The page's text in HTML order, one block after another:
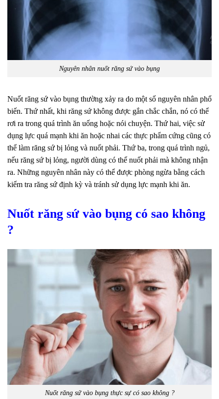
Nguyên nhân nuốt răng sứ vào bụng
Nuốt răng sứ vào bụng thường xảy ra do một số nguyên nhân phổ
biến. Thứ nhất, khi răng sứ không được gắn chắc chắn, nó có thể
rơi ra trong quá trình ăn uống hoặc nói chuyện. Thứ hai, việc sử
dụng lực quá mạnh khi ăn hoặc nhai các thực phẩm cứng cũng có
thể làm răng sứ bị lỏng và nuốt phải. Thứ ba, trong quá trình ngủ,
nếu răng sứ bị lỏng, người dùng có thể nuốt phải mà không nhận
ra. Những nguyên nhân này có thể được phòng ngừa bằng cách
kiểm tra răng sứ định kỳ và tránh sử dụng lực mạnh khi ăn.
Nuốt răng sứ vào bụng có sao không
?
Nuốt răng sứ vào bụng thực sự có sao không ?